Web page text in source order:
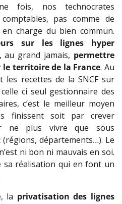
fois, nos technocrates
pas comme de
charge du bien commun.
sur les lignes hyper
au grand jamais, permettre
territoire de la France. Au
les recettes de la SNCF sur
ci seul gestionnaire des
c’est le meilleur moyen
finissent soit par crever
ne plus vivre que sous
départements…). Le
ni bon ni mauvais en soi.
sa réalisation qui en font un
la privatisation des lignes